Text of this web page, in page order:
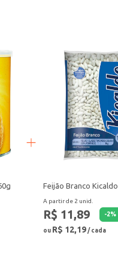
de um produto de
Feijão Branco
A partir de 2 unid.
R$ 11,89 -2%
ou R$ 12,19/ cada